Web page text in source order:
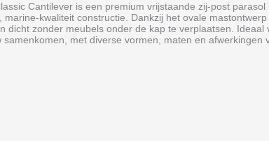
Cantilever is een premium vrijstaande zij‑post
constructie. Dankzij het ovale
dicht zonder meubels onder de kap te verplaatsen.
met diverse vormen, maten en afwerkingen